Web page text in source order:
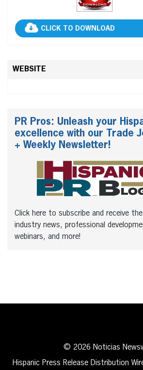
CLICK TO DOWNLOAD
WEBSITE
PR Pros: Unleash your
excellence with our Trade
+ Weekly Newsletter!
Click here to subscribe and receive
industry news, professional
webinars, and more!
© 2026 Noticias
Hispanic Press Release Distribution